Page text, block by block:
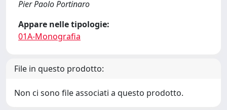
Pier Paolo Portinaro
Appare nelle tipologie:
01A-Monografia
File in questo prodotto:
Non ci sono file associati a questo prodotto.